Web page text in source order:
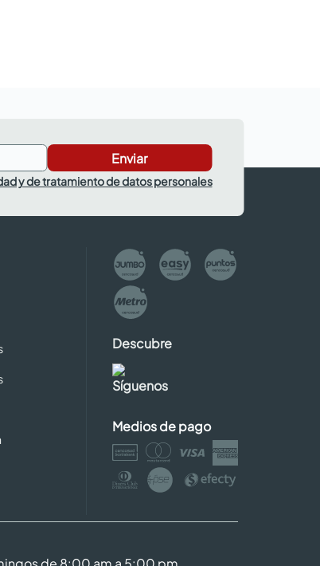
Enviar
y de tratamiento de datos personales
Descubre
Síguenos
Medios de pago